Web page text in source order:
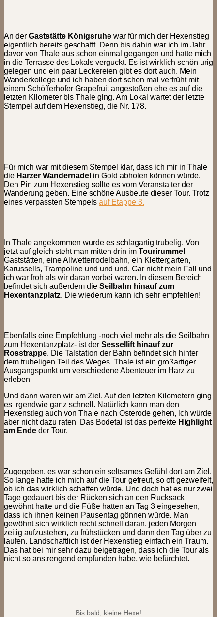
An der Gaststätte Königsruhe war für mich der Hexenstieg
eigentlich bereits geschafft. Denn bis dahin war ich im Jahr
davor von Thale aus schon einmal gegangen und hatte mich
in die Terrasse des Lokals verguckt. Es ist wirklich schön urig
gelegen und ein paar Leckereien gibt es dort auch. Mein
Wanderkollege und ich haben dort schon mal verfrüht mit
einem Schöfferhofer Grapefruit angestoßen ehe es auf die
letzten Kilometer bis Thale ging. Am Lokal wartet der letzte
Stempel auf dem Hexenstieg, die Nr. 178.
Für mich war mit diesem Stempel klar, dass ich mir in Thale
die Harzer Wandernadel in Gold abholen können würde.
Den Pin zum Hexenstieg sollte es vom Veranstalter der
Wanderung geben. Eine schöne Ausbeute dieser Tour. Trotz
eines verpassten Stempels auf Etappe 3.
In Thale angekommen wurde es schlagartig trubelig. Von
jetzt auf gleich steht man mitten drin im Tourirummel .
Gaststätten, eine Allwetterrodelbahn, ein Klettergarten,
Karussells, Trampoline und und und. Gar nicht mein Fall und
ich war froh als wir daran vorbei waren. In diesem Bereich
befindet sich außerdem die Seilbahn hinauf zum
Hexentanzplatz. Die wiederum kann ich sehr empfehlen!
Ebenfalls eine Empfehlung -noch viel mehr als die Seilbahn
zum Hexentanzplatz- ist der Sessellift hinauf zur
Rosstrappe. Die Talstation der Bahn befindet sich hinter
dem trubeligen Teil des Weges. Thale ist ein großartiger
Ausgangspunkt um verschiedene Abenteuer im Harz zu
erleben.
Und dann waren wir am Ziel. Auf den letzten Kilometern ging
es irgendwie ganz schnell. Natürlich kann man den
Hexenstieg auch von Thale nach Osterode gehen, ich würde
aber nicht dazu raten. Das Bodetal ist das perfekte Highlight
am Ende der Tour.
Zugegeben, es war schon ein seltsames Gefühl dort am Ziel.
So lange hatte ich mich auf die Tour gefreut, so oft gezweifelt,
ob ich das wirklich schaffen würde. Und doch hat es nur zwei
Tage gedauert bis der Rücken sich an den Rucksack
gewöhnt hatte und die Füße hatten an Tag 3 eingesehen,
dass ich ihnen keinen Pausentag gönnen würde. Man
gewöhnt sich wirklich recht schnell daran, jeden Morgen
zeitig aufzustehen, zu frühstücken und dann den Tag über zu
laufen. Landschaftlich ist der Hexenstieg einfach ein Traum.
Das hat bei mir sehr dazu beigetragen, dass ich die Tour als
nicht so anstrengend empfunden habe, wie befürchtet.
Bis bald, kleine Hexe!